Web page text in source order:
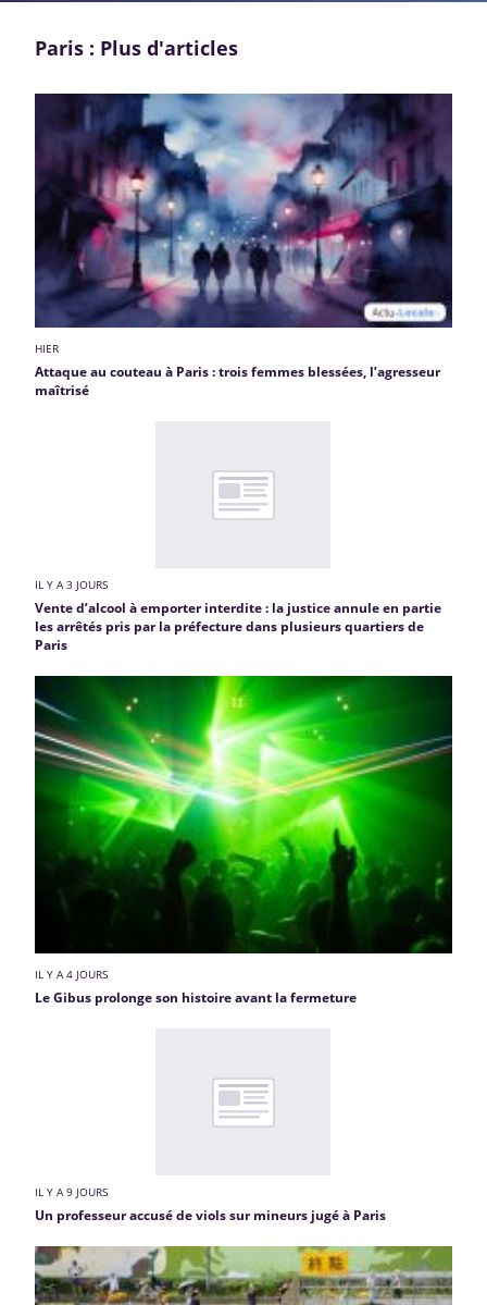
Paris : Plus d'articles
HIER
Attaque au couteau à Paris : trois femmes blessées, l’agresseur
maîtrisé
IL Y A 3 JOURS
Vente d’alcool à emporter interdite : la justice annule en partie
les arrêtés pris par la préfecture dans plusieurs quartiers de
Paris
IL Y A 4 JOURS
Le Gibus prolonge son histoire avant la fermeture
IL Y A 9 JOURS
Un professeur accusé de viols sur mineurs jugé à Paris